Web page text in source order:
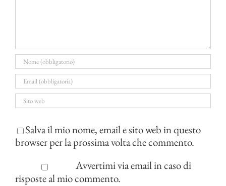
Salva il mio nome, email e sito web in questo
browser per la prossima volta che commento.
Avvertimi via email in caso di
risposte al mio commento.